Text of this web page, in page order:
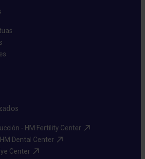
- HM Fertility Center​
Dental Center​
Center​